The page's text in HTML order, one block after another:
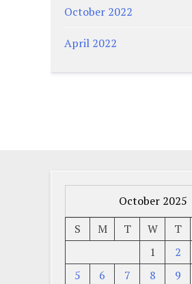
October 2022
April 2022
October 2025
S
M T W T
1
2
5
6 7 8 9